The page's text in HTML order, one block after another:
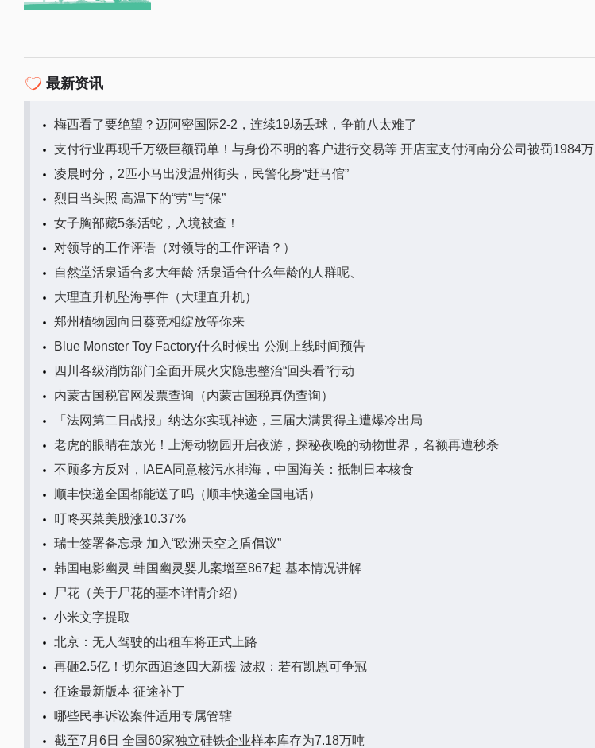
最新资讯
梅西看了要绝望？迈阿密国际2-2，连续19场丢球，争前八太难了
支付行业再现千万级巨额罚单！与身份不明的客户进行交易等 开店宝支付河南分公司被罚1984万
凌晨时分，2匹小马出没温州街头，民警化身“赶马倌”
烈日当头照 高温下的“劳”与“保”
女子胸部藏5条活蛇，入境被查！
对领导的工作评语（对领导的工作评语？）
自然堂活泉适合多大年龄 活泉适合什么年龄的人群呢、
大理直升机坠海事件（大理直升机）
郑州植物园向日葵竞相绽放等你来
Blue Monster Toy Factory什么时候出 公测上线时间预告
四川各级消防部门全面开展火灾隐患整治“回头看”行动
内蒙古国税官网发票查询（内蒙古国税真伪查询）
「法网第二日战报」纳达尔实现神迹，三届大满贯得主遭爆冷出局
老虎的眼睛在放光！上海动物园开启夜游，探秘夜晚的动物世界，名额再遭秒杀
不顾多方反对，IAEA同意核污水排海，中国海关：抵制日本核食
顺丰快递全国都能送了吗（顺丰快递全国电话）
叮咚买菜美股涨10.37%
瑞士签署备忘录 加入“欧洲天空之盾倡议”
韩国电影幽灵 韩国幽灵婴儿案增至867起 基本情况讲解
尸花（关于尸花的基本详情介绍）
小米文字提取
北京：无人驾驶的出租车将正式上路
再砸2.5亿！切尔西追逐四大新援 波叔：若有凯恩可争冠
征途最新版本 征途补丁
哪些民事诉讼案件适用专属管辖
截至7月6日 全国60家独立硅铁企业样本库存为7.18万吨